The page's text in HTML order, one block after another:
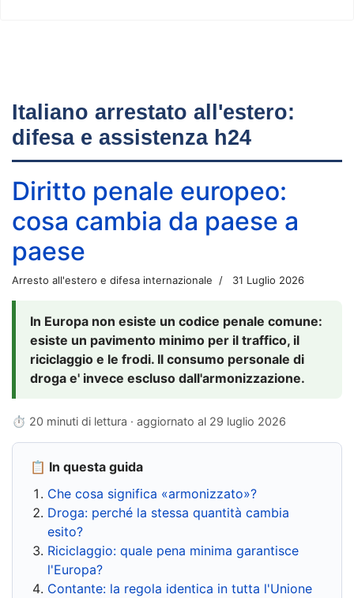
Italiano arrestato all'estero:
difesa e assistenza h24
Diritto penale europeo:
cosa cambia da paese a
paese
Arresto all'estero e difesa internazionale 31 Luglio 2026
In Europa non esiste un codice penale comune:
esiste un pavimento minimo per il traffico, il
riciclaggio e le frodi. Il consumo personale di
droga e' invece escluso dall'armonizzazione.
⏱ 20 minuti di lettura · aggiornato al 29 luglio 2026
📋 In questa guida
Che cosa significa «armonizzato»?
Droga: perché la stessa quantità cambia
esito?
Riciclaggio: quale pena minima garantisce
l'Europa?
Contante: la regola identica in tutta l'Unione